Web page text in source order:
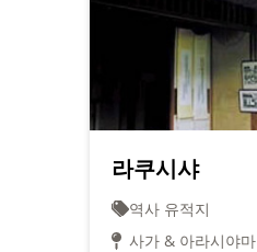
라쿠시샤
역사 유적지
사가 & 아라시야마